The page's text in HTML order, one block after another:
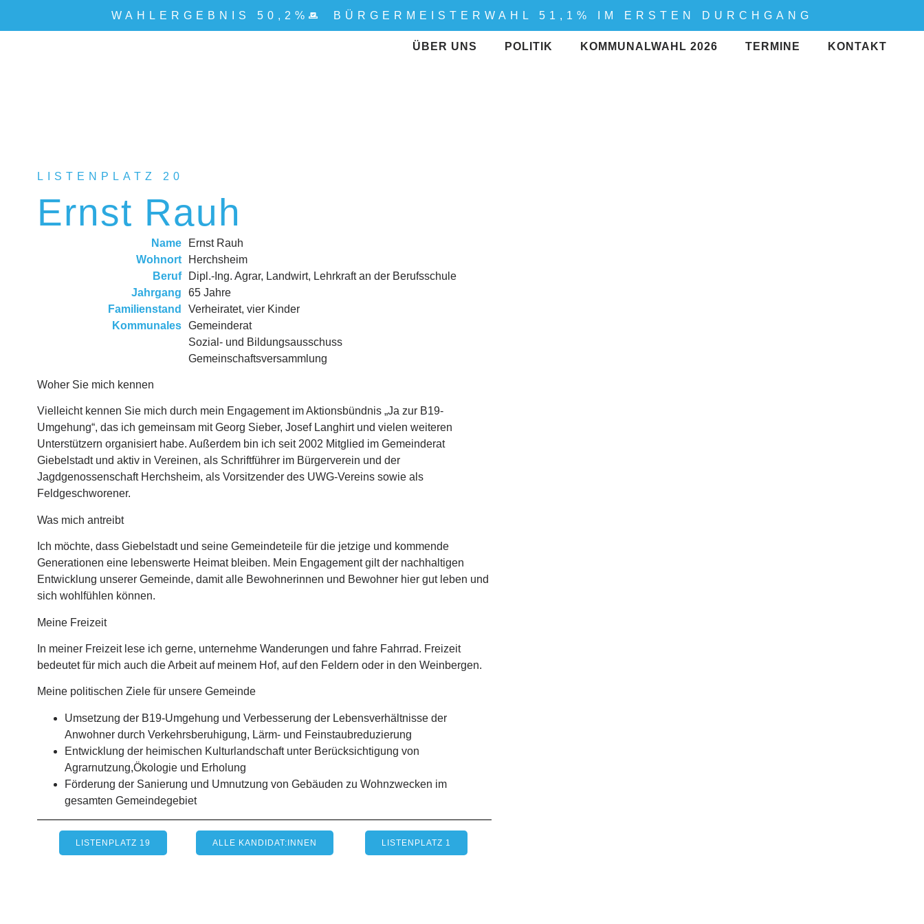
WAHLERGEBNIS 50,2% BÜRGERMEISTERWAHL 51,1% IM ERSTEN DURCHGANG
ÜBER UNS POLITIK KOMMUNALWAHL 2026 TERMINE KONTAKT
LISTENPLATZ 20​
Ernst Rauh
Name
Wohnort
Beruf
Jahrgang
Familienstand
Kommunales
Ernst Rauh
Herchsheim
Dipl.-Ing. Agrar, Landwirt, Lehrkraft an der Berufsschule
65 Jahre
Verheiratet, vier Kinder
Gemeinderat
Sozial- und Bildungsausschuss
Gemeinschaftsversammlung
Woher Sie mich kennen
Vielleicht kennen Sie mich durch mein Engagement im Aktionsbündnis „Ja zur B19-
Umgehung“, das ich gemeinsam mit Georg Sieber, Josef Langhirt und vielen weiteren
Unterstützern organisiert habe. Außerdem bin ich seit 2002 Mitglied im Gemeinderat
Giebelstadt und aktiv in Vereinen, als Schriftführer im Bürgerverein und der
Jagdgenossenschaft Herchsheim, als Vorsitzender des UWG-Vereins sowie als
Feldgeschworener.
Was mich antreibt
Ich möchte, dass Giebelstadt und seine Gemeindeteile für die jetzige und kommende
Generationen eine lebenswerte Heimat bleiben. Mein Engagement gilt der nachhaltigen
Entwicklung unserer Gemeinde, damit alle Bewohnerinnen und Bewohner hier gut leben und
sich wohlfühlen können.
Meine Freizeit
In meiner Freizeit lese ich gerne, unternehme Wanderungen und fahre Fahrrad. Freizeit
bedeutet für mich auch die Arbeit auf meinem Hof, auf den Feldern oder in den Weinbergen.
Meine politischen Ziele für unsere Gemeinde
Umsetzung der B19-Umgehung und Verbesserung der Lebensverhältnisse der
Anwohner durch Verkehrsberuhigung, Lärm- und Feinstaubreduzierung
Entwicklung der heimischen Kulturlandschaft unter Berücksichtigung von
Agrarnutzung,Ökologie und Erholung
Förderung der Sanierung und Umnutzung von Gebäuden zu Wohnzwecken im
gesamten Gemeindegebiet
LISTENPLATZ 19 ALLE KANDIDAT:INNEN LISTENPLATZ 1